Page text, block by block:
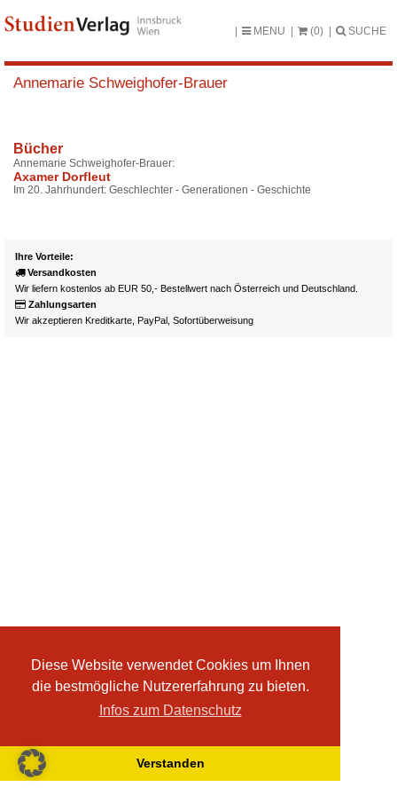
Diese Website verwendet Cookies um Ihnen
die bestmögliche Nutzererfahrung zu bieten.
Infos zum Datenschutz
Verstanden
MENU (0) SUCHE
Annemarie Schweighofer-Brauer
Bücher
Annemarie Schweighofer-Brauer:
Axamer Dorfleut
Im 20. Jahrhundert: Geschlechter - Generationen - Geschichte
Ihre Vorteile:
Versandkosten
Wir liefern kostenlos ab EUR 50,- Bestellwert nach Österreich und Deutschland.
Zahlungsarten
Wir akzeptieren Kreditkarte, PayPal, Sofortüberweisung